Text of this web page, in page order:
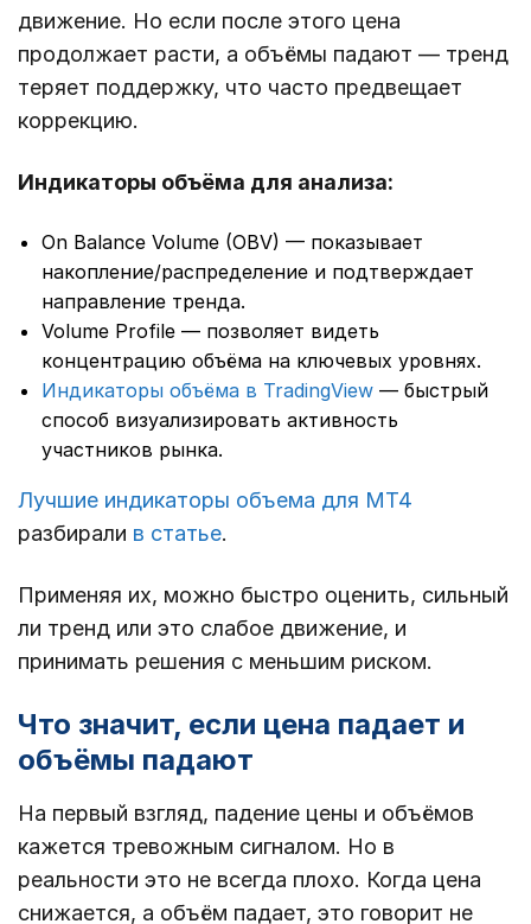
движение. Но если после этого цена
продолжает расти, а объёмы падают — тренд
теряет поддержку, что часто предвещает
коррекцию.
Индикаторы объёма для анализа:
On Balance Volume (OBV) — показывает
накопление/распределение и подтверждает
направление тренда.
Volume Profile — позволяет видеть
концентрацию объёма на ключевых уровнях.
Индикаторы объёма в TradingView — быстрый
способ визуализировать активность
участников рынка.
Лучшие индикаторы объема для MT4
разбирали в статье.
Применяя их, можно быстро оценить, сильный
ли тренд или это слабое движение, и
принимать решения с меньшим риском.
Что значит, если цена падает и
объёмы падают
На первый взгляд, падение цены и объёмов
кажется тревожным сигналом. Но в
реальности это не всегда плохо. Когда цена
снижается, а объём падает, это говорит не